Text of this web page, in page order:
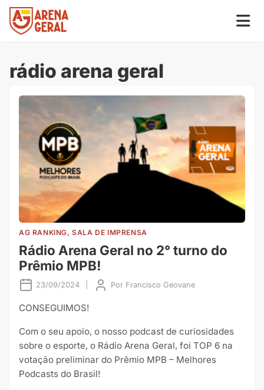
rádio arena geral
AG RANKING, SALA DE IMPRENSA
Rádio Arena Geral no 2° turno do
Prêmio MPB!
23/09/2024 Por Francisco Geovane
CONSEGUIMOS!
Com o seu apoio, o nosso podcast de curiosidades
sobre o esporte, o Rádio Arena Geral, foi TOP 6 na
votação preliminar do Prêmio MPB – Melhores
Podcasts do Brasil!